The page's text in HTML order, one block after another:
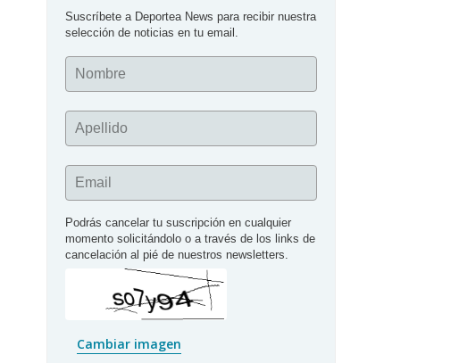
Suscríbete a Deportea News para recibir nuestra
selección de noticias en tu email.
Nombre
Apellido
Email
Podrás cancelar tu suscripción en cualquier
momento solicitándolo o a través de los links de
cancelación al pié de nuestros newsletters.
Cambiar imagen